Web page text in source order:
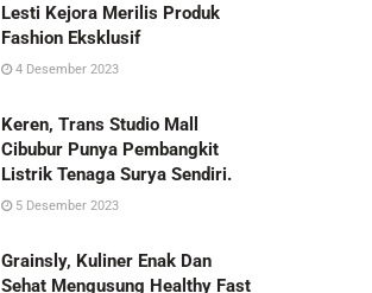
Lesti Kejora Merilis Produk
Fashion Eksklusif
4 Desember 2023
Keren, Trans Studio Mall
Cibubur Punya Pembangkit
Listrik Tenaga Surya Sendiri.
5 Desember 2023
Grainsly, Kuliner Enak Dan
Sehat Mengusung Healthy Fast